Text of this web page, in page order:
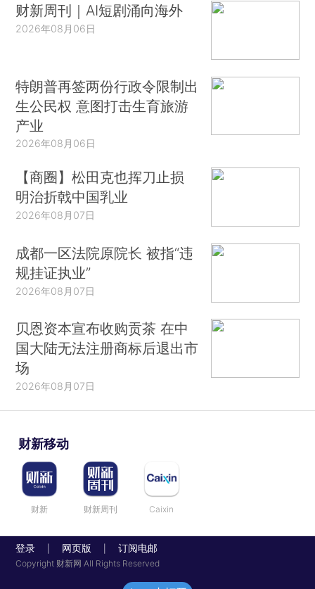
财新周刊｜AI短剧涌向海外
2026年08月06日
特朗普再签两份行政令限制出
生公民权 意图打击生育旅游
产业
2026年08月06日
【商圈】松田克也挥刀止损
明治折戟中国乳业
2026年08月07日
成都一区法院原院长 被指“违
规挂证执业”
2026年08月07日
贝恩资本宣布收购贡茶 在中
国大陆无法注册商标后退出市
场
2026年08月07日
财新移动
财新 财新周刊 Caixin
登录 网页版 订阅电邮
Copyright 财新网 All Rights Reserved